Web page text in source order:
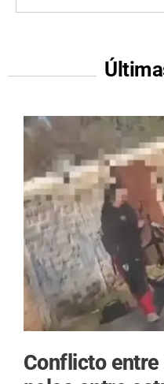
Conflicto